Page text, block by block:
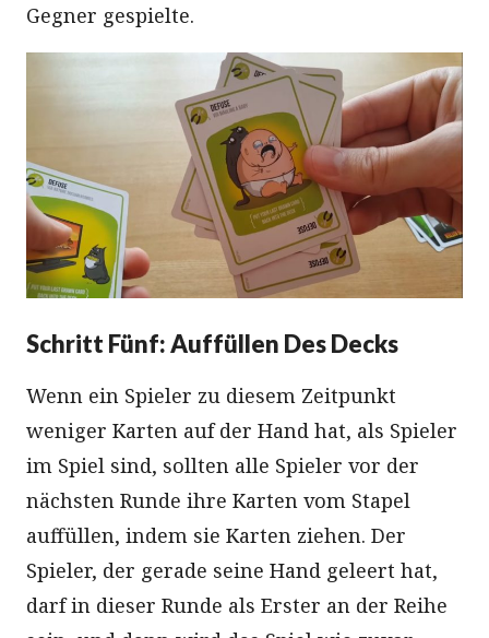
Gegner gespielte.
Schritt Fünf: Auffüllen Des Decks
Wenn ein Spieler zu diesem Zeitpunkt
weniger Karten auf der Hand hat, als Spieler
im Spiel sind, sollten alle Spieler vor der
nächsten Runde ihre Karten vom Stapel
auffüllen, indem sie Karten ziehen. Der
Spieler, der gerade seine Hand geleert hat,
darf in dieser Runde als Erster an der Reihe